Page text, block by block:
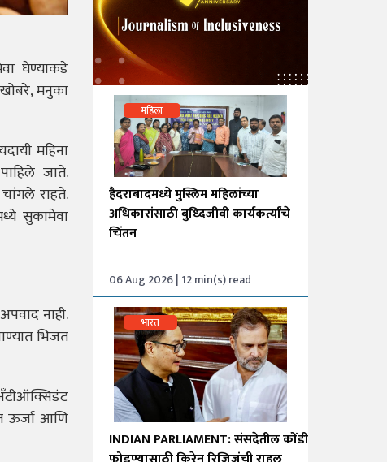
घेण्याकडे
मनुका
महिना
जाते.
राहते.
सुकामेवा
नाही.
भिजत
ऊर्जा आणि
महिला
हैदराबादमध्ये मुस्लिम महिलांच्या
अधिकारांसाठी बुध्दिजीवी कार्यकर्त्यांचे
चिंतन
06 Aug 2026 | 12 min(s) read
भारत
INDIAN PARLIAMENT: संसदेतील कोंडी